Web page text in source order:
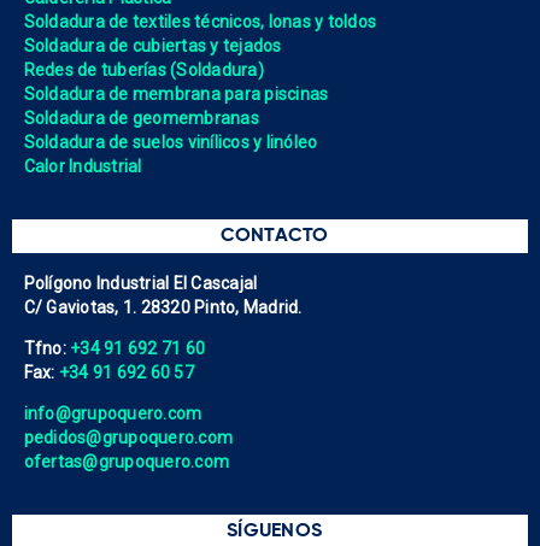
Soldadura de textiles técnicos, lonas y toldos
Soldadura de cubiertas y tejados
Redes de tuberías (Soldadura)
Soldadura de membrana para piscinas
Soldadura de geomembranas
Soldadura de suelos vinílicos y linóleo
Calor Industrial
CONTACTO
Polígono Industrial El Cascajal
C/ Gaviotas, 1. 28320 Pinto, Madrid.
Tfno: +34 91 692 71 60
Fax: +34 91 692 60 57
info@grupoquero.com
pedidos@grupoquero.com
ofertas@grupoquero.com
SÍGUENOS